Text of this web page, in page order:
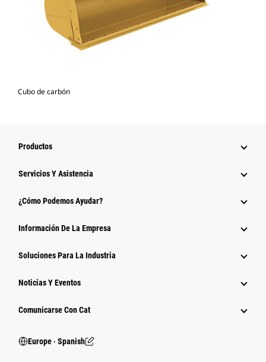
Cubo de carbón
Productos
Servicios Y Asistencia
¿Cómo Podemos Ayudar?
Información De La Empresa
Soluciones Para La Industria
Noticias Y Eventos
Comunicarse Con Cat
Europe ‧ Spanish